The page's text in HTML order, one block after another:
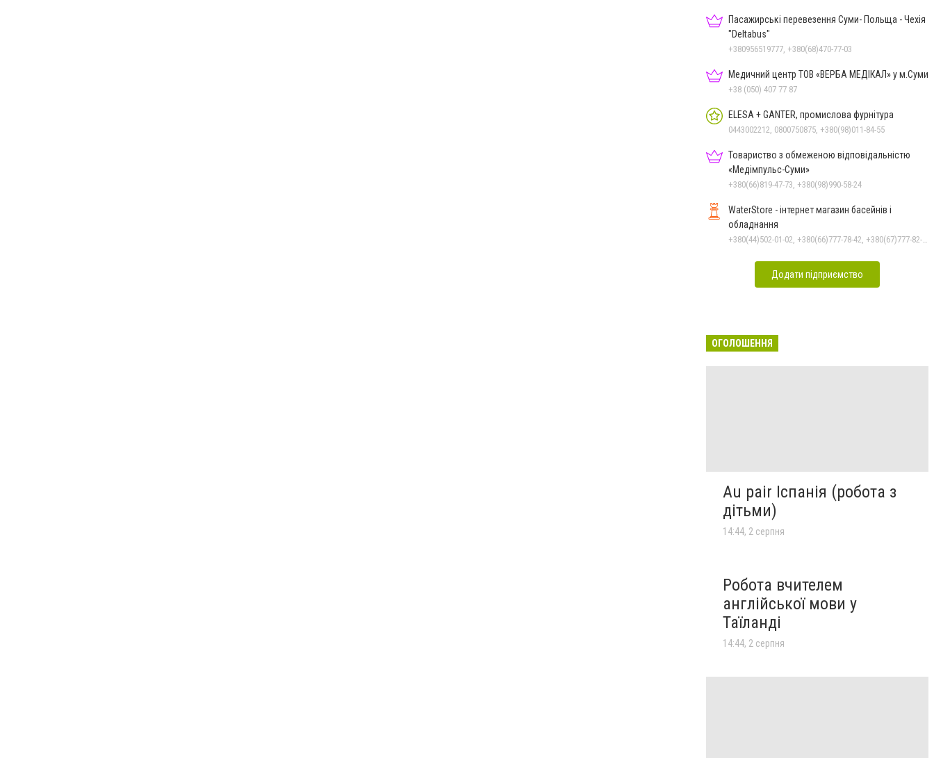
Пасажирські перевезення Суми- Польща - Чехія
"Deltabus"
+380956519777, +380(68)470-77-03
Медичний центр ТОВ «ВЕРБА МЕДІКАЛ» у м.Суми
+38 (050) 407 77 87
ELESA + GANTER, промислова фурнітура
0443002212, 0800750875, +380(98)011-84-55
Товариство з обмеженою відповідальністю
«Медімпульс-Суми»
+380(66)819-47-73, +380(98)990-58-24
WaterStore - інтернет магазин басейнів і
обладнання
Додати підприємство
ОГОЛОШЕННЯ
Au pair Іспанія (робота з
дітьми)
14:44, 2 серпня
Робота вчителем
англійської мови у
Таїланді
14:44, 2 серпня